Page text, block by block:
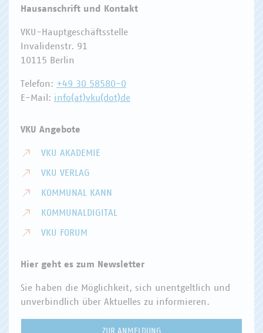
Hausanschrift und Kontakt
VKU-Hauptgeschäftsstelle
Invalidenstr. 91
10115 Berlin
Telefon: +49 30 58580-0
E-Mail: info(at)vku(dot)de
VKU Angebote
VKU AKADEMIE
VKU VERLAG
KOMMUNAL KANN
KOMMUNALDIGITAL
VKU FORUM
Hier geht es zum Newsletter
Sie haben die Möglichkeit, sich unentgeltlich und
unverbindlich über Aktuelles zu informieren.
ZUR ANMELDUNG